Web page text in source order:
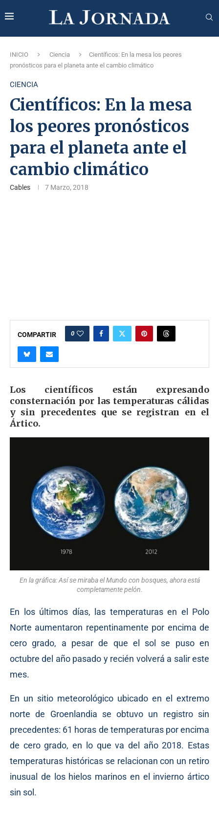
INICIO Ciencia
Científicos: En la mesa los peores
pronósticos para el planeta ante el cambio climático
CIENCIA
Científicos: En la mesa
los peores pronósticos
para el planeta ante el
cambio climático
Cables 7 Marzo, 2018
COMPARTIR 0
Los científicos están expresando
consternación por las temperaturas cálidas
y sin precedentes que se registran en el
Ártico.
En la gráfica: Así se miraba el Mundo con bosques, ahora está
completamente pelón.
En los últimos días, las temperaturas en el Polo
Norte aumentaron repentinamente por encima de
cero grado, a pesar de que el sol se puso en
octubre del año pasado y recién volverá a salir este
mes.
En un sitio meteorológico ubicado en el extremo
norte de Groenlandia se obtuvo un registro sin
precedentes: 61 horas de temperaturas por encima
de cero grado, en lo que va del año 2018. Estas
temperaturas históricas se relacionan con un retiro
inusual de los hielos marinos en el invierno ártico
sin sol.